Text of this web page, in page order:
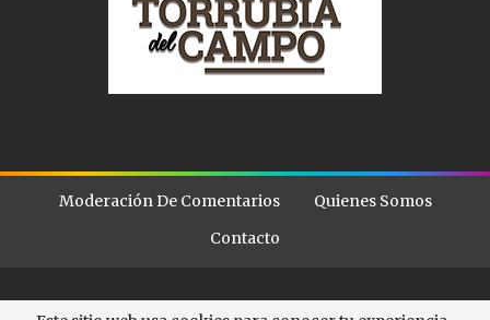
Moderación De Comentarios
Quienes Somos
Contacto
© - . All Rights Reserved. La Voz de Torubia